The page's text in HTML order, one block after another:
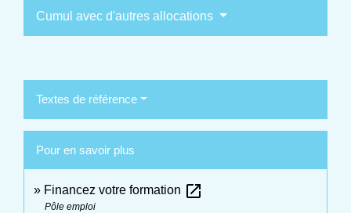
Cumul avec d'autres allocations
Textes de référence
Pour en savoir plus
Financez votre formation open_in_new
Pôle emploi